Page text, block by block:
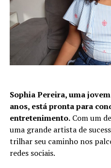
Sophia Pereira, uma
anos, está pronta para
entretenimento. Com um
uma grande artista de
trilhar seu caminho nos
redes sociais.